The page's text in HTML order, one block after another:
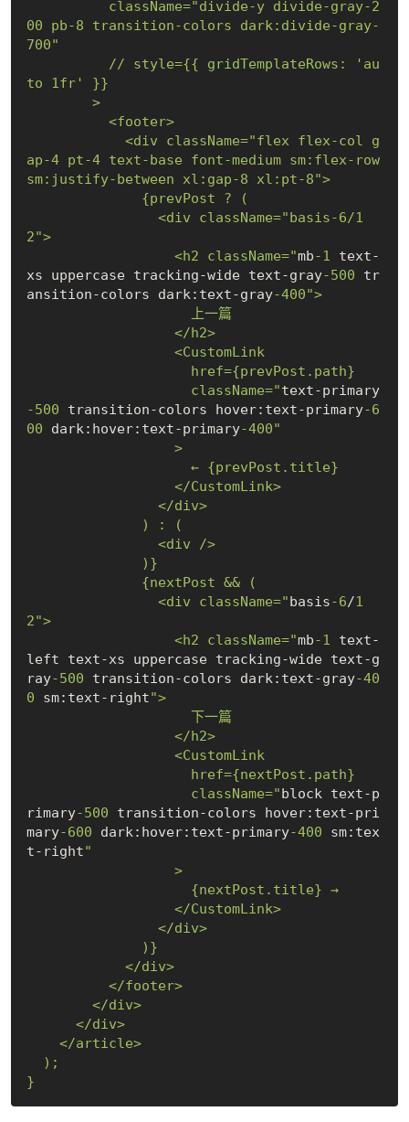
00 pb-8 transition-colors dark:divide-gray-
700"
          /
/ style={{ gridTemplateRows: 'au
to 1fr' }}
ap-4 pt-4 text-base font-medium sm:flex-row
sm:justify-between xl:gap-8 xl:pt-8">
                <div className="basis-6/
1
2">
                  <h2 className="
mb-1 text-
xs uppercase tracking-wide text-gray-500 tr
ansition-colors dark:text-gray-400">
                    className="
text-primary
-500 transition-colors hover:text-primary-6
00 dark:hover:text-primary-400"
                <div className="
basis-6/1
2">
                  <h2 className="
mb-1 text-
left text-xs uppercase tracking-wide text-g
ray-500 transition-colors dark:text-gray-40
0 sm:text-right">
                    className="
block text-p
rimary-500 transition-colors hover:text-pri
mary-600 dark:hover:text-primary-400 sm:tex
t-right"